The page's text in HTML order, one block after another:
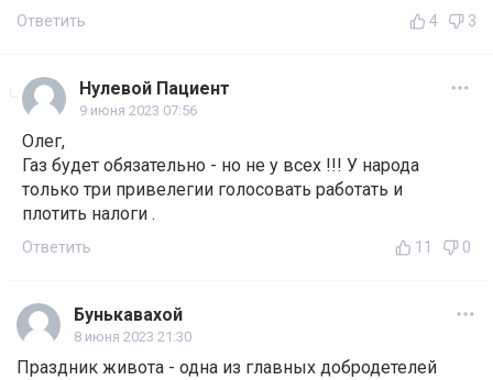
Ответить 4 3
Нулевой Пациент
9 июня 2023 07:56
Олег,
Газ будет обязательно - но не у всех !!! У народа
только три привелегии голосовать работать и
плотить налоги .
Ответить 11 0
Бунькавахой
8 июня 2023 21:30
Праздник живота - одна из главных добродетелей